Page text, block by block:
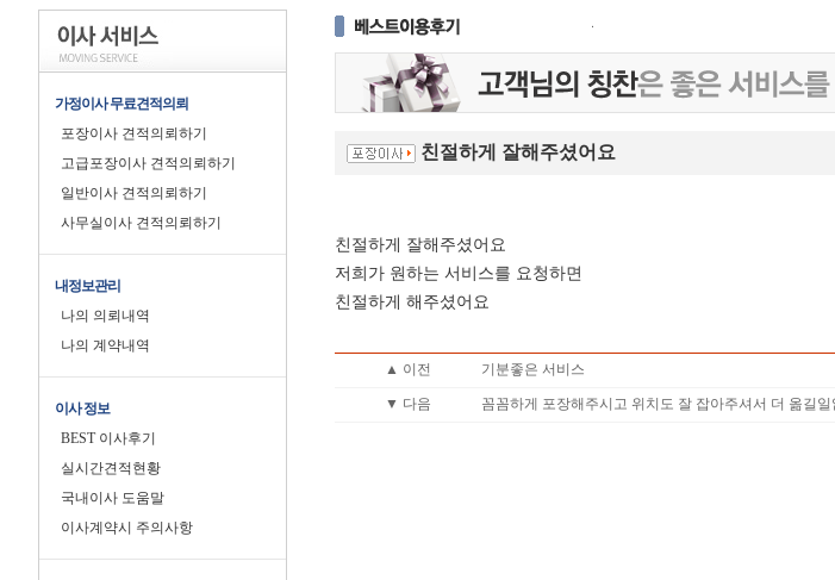
가정이사 무료견적의뢰
포장이사 견적의뢰하기
고급포장이사 견적의뢰하기
일반이사 견적의뢰하기
사무실이사 견적의뢰하기
내정보관리
나의 의뢰내역
나의 계약내역
이사 정보
BEST 이사후기
실시간견적현황
국내이사 도움말
이사계약시 주의사항
친절하게 잘해주셨어요
친절하게 잘해주셨어요
저희가 원하는 서비스를 요청하면
친절하게 해주셨어요
▲ 이전 기분좋은 서비스
▼ 다음 꼼꼼하게 포장해주시고 위치도 잘 잡아주셔서 더 옮길일